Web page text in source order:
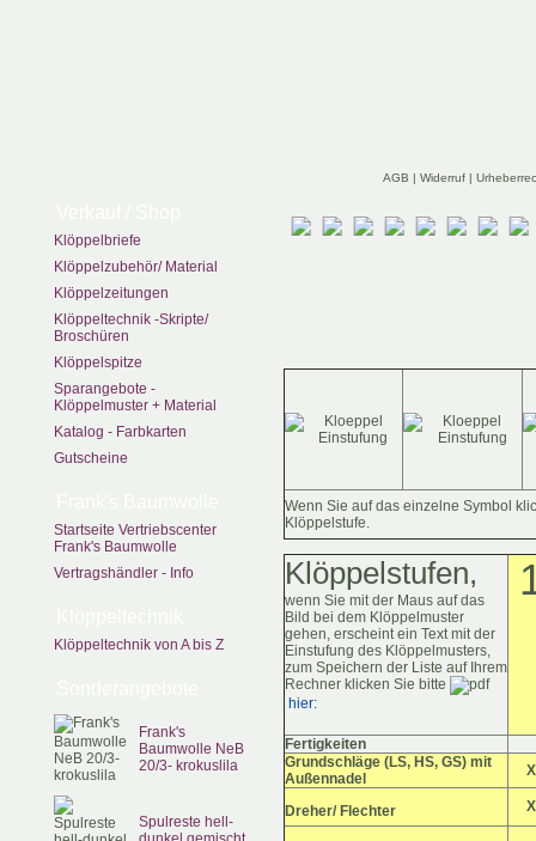
AGB | Widerruf |
Klöppelbriefe
Klöppelzubehör/ Material
Klöppelzeitungen
Klöppeltechnik -Skripte/
Broschüren
Klöppelspitze
Sparangebote -
Klöppelmuster + Material
Katalog - Farbkarten
Gutscheine
Startseite Vertriebscenter
Frank's Baumwolle
Vertragshändler - Info
Klöppeltechnik von A bis Z
Frank's
Baumwolle NeB
20/3- krokuslila
Spulreste hell-
Wenn Sie auf das einzelne Symbol
Klöppelstufe.
Klöppelstufen,
wenn Sie mit der Maus auf das
Bild bei dem Klöppelmuster
gehen, erscheint ein Text mit der
Einstufung des Klöppelmusters,
zum Speichern der Liste auf Ihrem
Rechner klicken Sie bitte
hier:
Fertigkeiten
Grundschläge (LS, HS, GS) mit
Außennadel
X
Dreher/ Flechter X